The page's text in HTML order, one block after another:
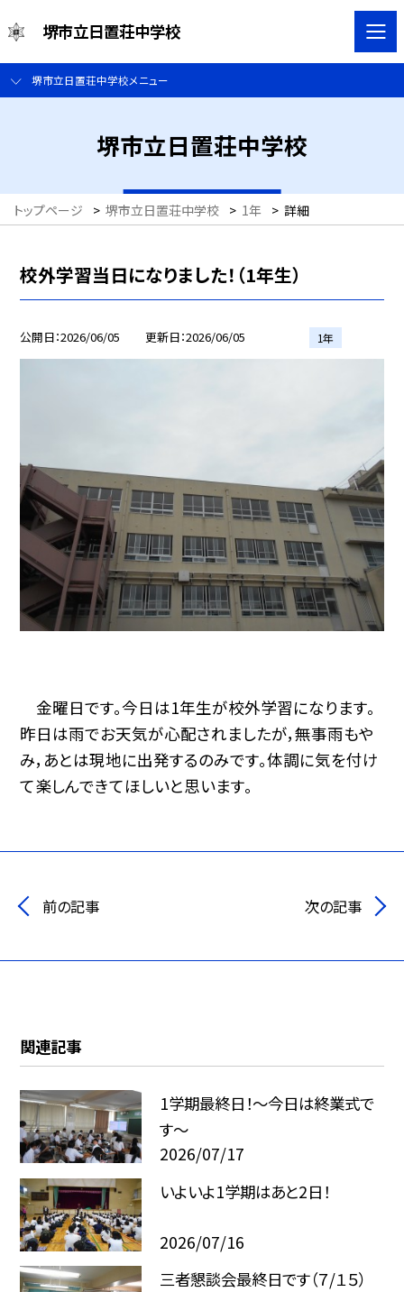
堺市立日置荘中学校
堺市立日置荘中学校メニュー
堺市立日置荘中学校
トップページ > 堺市立日置荘中学校 > 1年 > 詳細
校外学習当日になりました！（1年生）
公開日 2026/06/05 更新日 2026/06/05 1年
金曜日です。今日は1年生が校外学習になります。
昨日は雨でお天気が心配されましたが，無事雨もや
み，あとは現地に出発するのみです。体調に気を付け
て楽しんできてほしいと思います。
前の記事 次の記事
関連記事
1学期最終日！～今日は終業式で
す～
2026/07/17
いよいよ1学期はあと2日！
2026/07/16
三者懇談会最終日です（７/１５）